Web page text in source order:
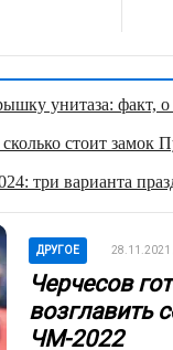
унитаза: факт,
стоит замок
варианта
ДРУГОЕ 28.11.2021
Черчесов
возглавить
ЧМ-2022